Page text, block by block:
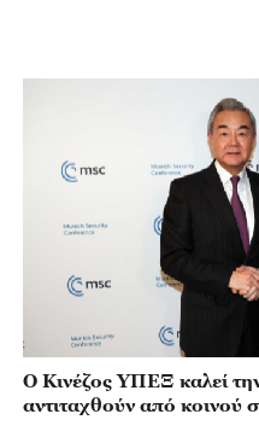
Ο Κινέζος ΥΠΕΞ καλεί
αντιταχθούν από κοινού